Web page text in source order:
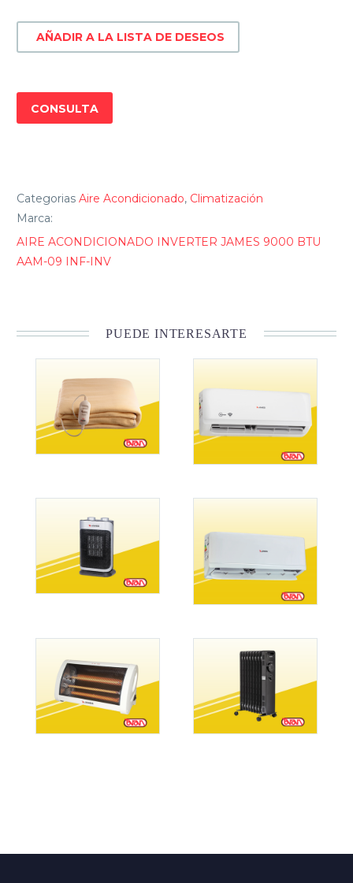
9000
BTU
AAM-
INF-
INV
AÑADIR A LA LISTA DE DESEOS
CONSULTA
Categorias Aire Acondicionado, Climatización
Marca:
AIRE ACONDICIONADO INVERTER JAMES 9000 BTU
AAM-09 INF-INV
PUEDE INTERESARTE